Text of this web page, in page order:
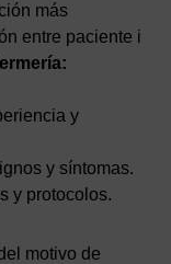
más
entre paciente i
y
y síntomas.
y protocolos.
motivo de